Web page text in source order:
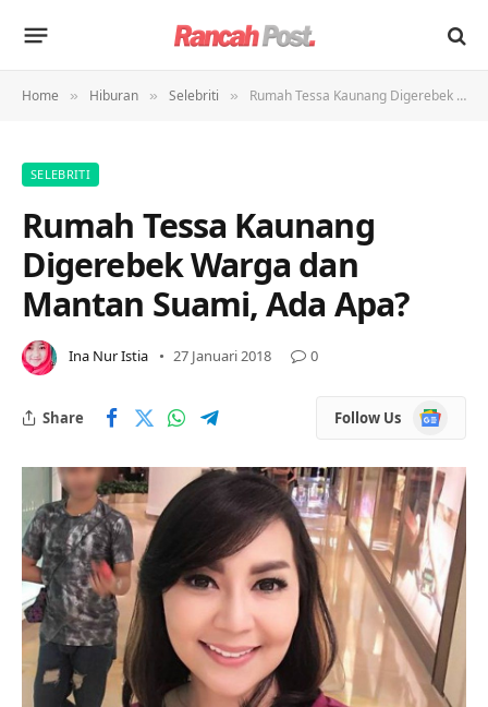
Home » Hiburan » Selebriti » Rumah Tessa Kaunang Digerebek Warga dan Mantan Suami, Ada Apa?
SELEBRITI
Rumah Tessa Kaunang
Digerebek Warga dan
Mantan Suami, Ada Apa?
Ina Nur Istia 27 Januari 2018 0
Share Follow Us
Google
News